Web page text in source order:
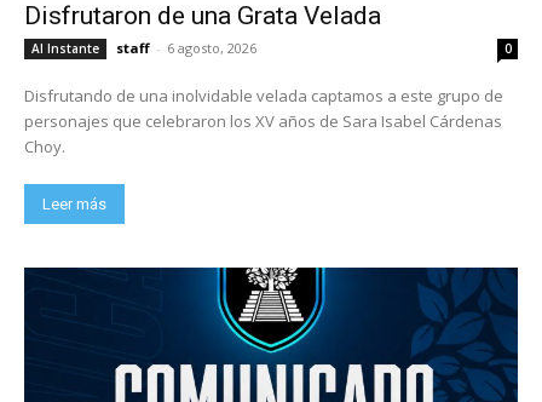
Disfrutaron de una Grata Velada
Al Instante staff - 6 agosto, 2026 0
Disfrutando de una inolvidable velada captamos a este grupo de
personajes que celebraron los XV años de Sara Isabel Cárdenas
Choy.
Leer más